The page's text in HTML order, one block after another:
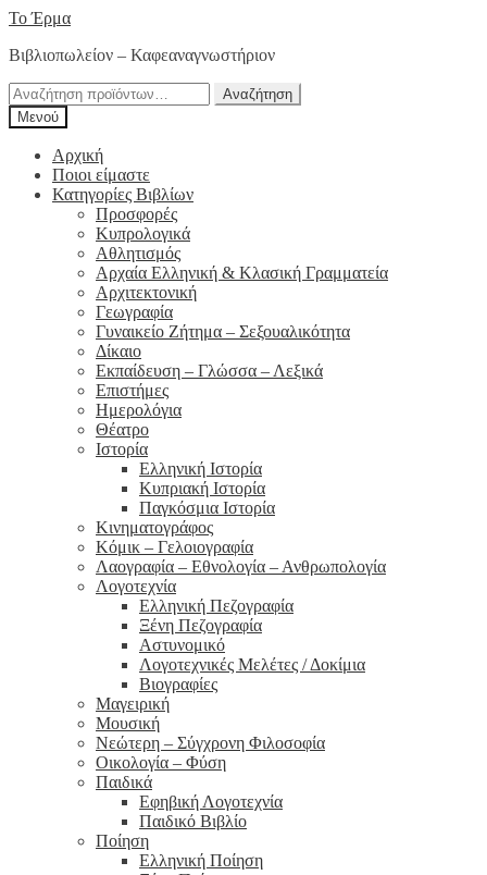
Απευθείας
στην
Μετάβαση
περιεχόμενο
Το Έρμα
Βιβλιοπωλείον – Καφεαναγνωστήριον
Αναζήτηση
για:
Αναζήτηση
Μενού
Αρχική
Ποιοι είμαστε
Κατηγορίες Βιβλίων
Προσφορές
Κυπρολογικά
Αθλητισμός
Αρχαία Ελληνική & Κλασική Γραμματεία
Αρχιτεκτονική
Γεωγραφία
Γυναικείο Ζήτημα – Σεξουαλικότητα
Δίκαιο
Εκπαίδευση – Γλώσσα – Λεξικά
Επιστήμες
Ημερολόγια
Θέατρο
Ιστορία
Ελληνική Ιστορία
Κυπριακή Ιστορία
Παγκόσμια Ιστορία
Κινηματογράφος
Κόμικ – Γελοιογραφία
Λαογραφία – Εθνολογία – Ανθρωπολογία
Λογοτεχνία
Ελληνική Πεζογραφία
Ξένη Πεζογραφία
Αστυνομικό
Λογοτεχνικές Μελέτες / Δοκίμια
Βιογραφίες
Μαγειρική
Μουσική
Νεώτερη – Σύγχρονη Φιλοσοφία
Οικολογία – Φύση
Παιδικά
Εφηβική Λογοτεχνία
Παιδικό Βιβλίο
Ποίηση
Ελληνική Ποίηση